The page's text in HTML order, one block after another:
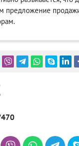
предложение